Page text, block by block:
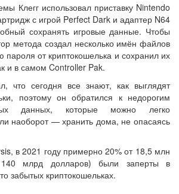
Клегг использовал приставку Nintendo
с игрой Perfect Dark и адаптер N64
сохранять игровые данные. Чтобы
метода создал несколько имён файлов
пароля от криптокошелька и сохранил их
и в самом Controller Pak.
что сегодня все знают, как выглядят
поэтому он обратился к недорогим
данных, которые можно легко
наоборот — хранить дома, не опасаясь
в 2021 году примерно 20% от 18,5 млн
140 млрд долларов) были заперты в
забытых криптокошельках.